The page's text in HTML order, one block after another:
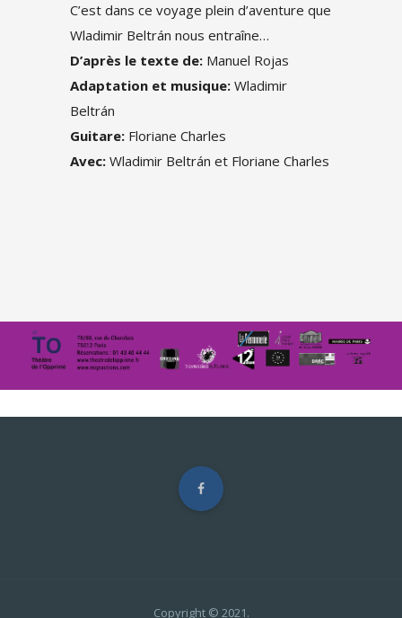
C’est dans ce voyage plein d’aventure que
Wladimir Beltrán nous entraîne…
D’après le texte de: Manuel Rojas
Adaptation et musique: Wladimir
Beltrán
Guitare:Floriane Charles
Avec:Wladimir Beltrán et Floriane Charles
Copyright © 2021.